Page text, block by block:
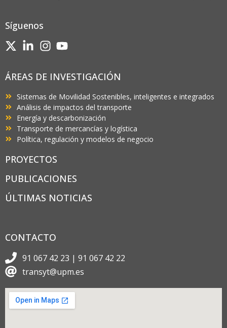
Síguenos
ÁREAS DE INVESTIGACIÓN
Sistemas de Movilidad Sostenibles, inteligentes e integrados
Análisis de impactos del transporte
Energía y descarbonización
Transporte de mercancías y logística
Política, regulación y modelos de negocio
PROYECTOS
PUBLICACIONES
ÚLTIMAS NOTICIAS
CONTACTO
91 067 42 23 | 91 067 42 22
transyt@upm.es